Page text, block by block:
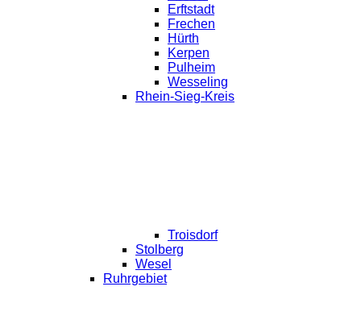
Erftstadt
Frechen
Hürth
Kerpen
Pulheim
Wesseling
Rhein-Sieg-Kreis
Troisdorf
Stolberg
Wesel
Ruhrgebiet